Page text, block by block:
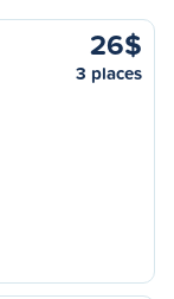
26$
3 places